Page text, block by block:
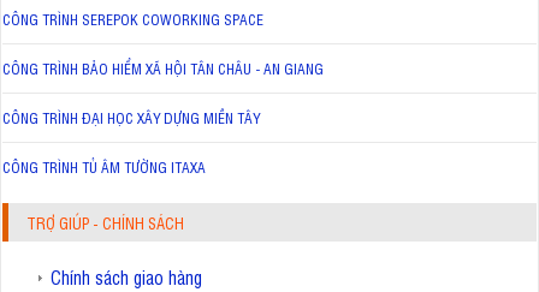
CÔNG TRÌNH SEREPOK COWORKING SPACE
CÔNG TRÌNH BẢO HIỂM XÃ HỘI TÂN CHÂU - AN GIANG
CÔNG TRÌNH ĐẠI HỌC XÂY DỰNG MIỀN TÂY
CÔNG TRÌNH TỦ ÂM TƯỜNG ITAXA
TRỢ GIÚP - CHÍNH SÁCH
Chính sách giao hàng